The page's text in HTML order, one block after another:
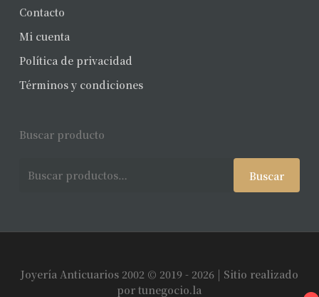
Contacto
Mi cuenta
Política de privacidad
Términos y condiciones
Buscar producto
Buscar
Joyería Anticuarios 2002 © 2019 - 2026 | Sitio realizado
portunegocio.la